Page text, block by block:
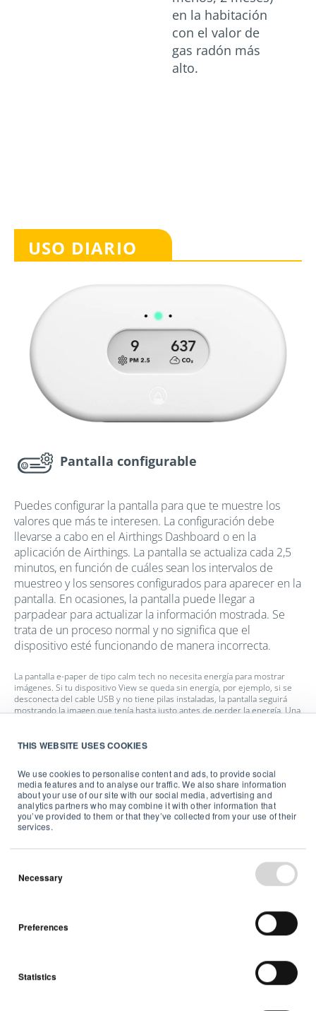
THIS WEBSITE USES COOKIES
We use cookies to personalise content and ads, to provide social
media features and to analyse our traffic. We also share information
about your use of our site with our social media, advertising and
analytics partners who may combine it with other information that
you’ve provided to them or that they’ve collected from your use of their
services.
Necessary
Preferences
Statistics
en la habitación
con el valor de
gas radón más
alto.
USO DIARIO
Pantalla configurable
Puedes configurar la pantalla para que te muestre los
valores que más te interesen. La configuración debe
llevarse a cabo en el Airthings Dashboard o en la
aplicación de Airthings. La pantalla se actualiza cada 2,5
minutos, en función de cuáles sean los intervalos de
muestreo y los sensores configurados para aparecer en la
pantalla. En ocasiones, la pantalla puede llegar a
parpadear para actualizar la información mostrada. Se
trata de un proceso normal y no significa que el
dispositivo esté funcionando de manera incorrecta.
La pantalla e-paper de tipo calm tech no necesita energía para mostrar
imágenes. Si tu dispositivo View se queda sin energía, por ejemplo, si se
desconecta del cable USB y no tiene pilas instaladas, la pantalla seguirá
mostrando la imagen que tenía hasta justo antes de perder la energía. Una
Uso del View como hub para otros
dispositivos de Airthings
Cuando está alimentado con un cable USB y conectado a
una red WiFi, el dispositivo View puede actuar como hub
compatibles (Wave Mini, Wave Plus, Wave Radon de
tus productos de Airthings conectados entre sí de forma
continua y acceder a sus datos con mayor comodidad.